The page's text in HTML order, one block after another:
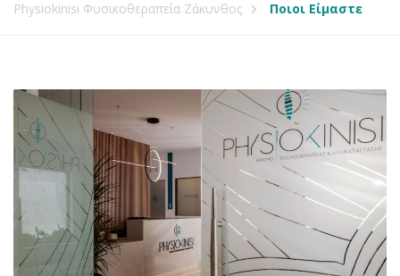
Physiokinisi Φυσικοθεραπεία Ζάκυνθος Ποιοι Είμαστε